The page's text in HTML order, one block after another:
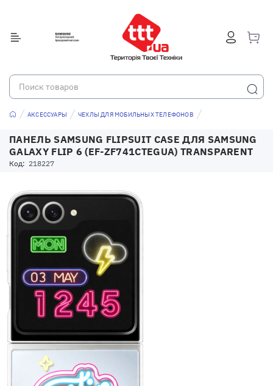
АКСЕССУАРЫ ЧЕХЛЫ ДЛЯ МОБИЛЬНЫХ ТЕЛЕФОНОВ
ПАНЕЛЬ SAMSUNG FLIPSUIT CASE ДЛЯ SAMSUNG
GALAXY FLIP 6 (EF-ZF741CTEGUA) TRANSPARENT
Код: 218227